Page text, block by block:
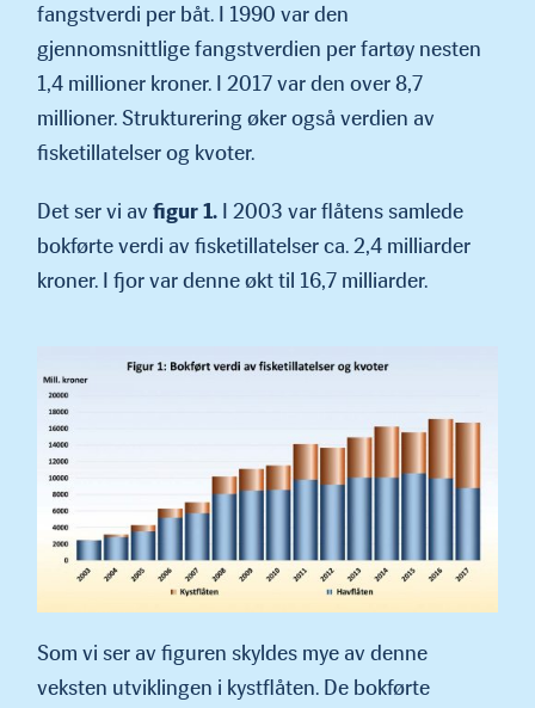
fangstverdi per båt. I 1990 var den
gjennomsnittlige fangstverdien per fartøy nesten
1,4 millioner kroner. I 2017 var den over 8,7
millioner. Strukturer­ing øker også verdien av
fisketillatelser og kvoter.
Det ser vi av figur 1. I 2003 var flåtens samlede
bokførte verdi av fiske­tillatelser ca. 2,4 milliarder
kroner. I fjor var denne økt til 16,7 milliarder.
Som vi ser av figuren skyldes mye av denne
veksten utviklingen i kystflåten. De bokførte